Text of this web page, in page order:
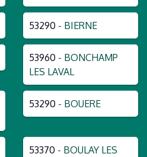
53290 - BIERNE
53960 - BONCHAMP
LES LAVAL
53290 - BOUERE
53370 - BOULAY LES